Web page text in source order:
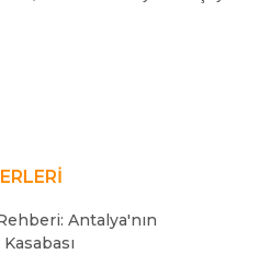
Antalya'nın